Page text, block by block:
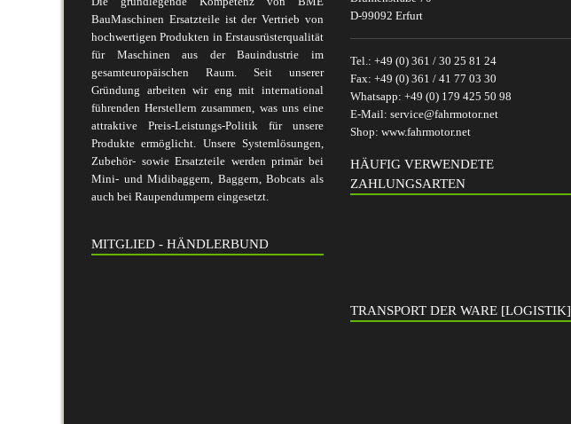
BauMaschinen Ersatzteile ist der Vertrieb von
hochwertigen Produkten in Erstausrüsterqualität
für Maschinen aus der Bauindustrie im
gesamteuropäischen Raum. Seit unserer
Gründung arbeiten wir eng mit international
führenden Herstellern zusammen, was uns eine
attraktive Preis-Leistungs-Politik für unsere
Produkte ermöglicht. Unsere Systemlösungen,
Zubehör- sowie Ersatzteile werden primär bei
Mini- und Midibaggern, Baggern, Bobcats als
auch bei Raupendumpern eingesetzt.
MITGLIED - HÄNDLERBUND
D-99092 Erfurt
Tel.: +49 (0) 361 / 30 25 81 24
Fax: +49 (0) 361 / 41 77 03 30
Whatsapp: +49 (0) 179 425 50 98
E-Mail: service@fahrmotor.net
Shop: www.fahrmotor.net
HÄUFIG VERWENDETE
ZAHLUNGSARTEN
TRANSPORT DER WARE [LOGISTIK]